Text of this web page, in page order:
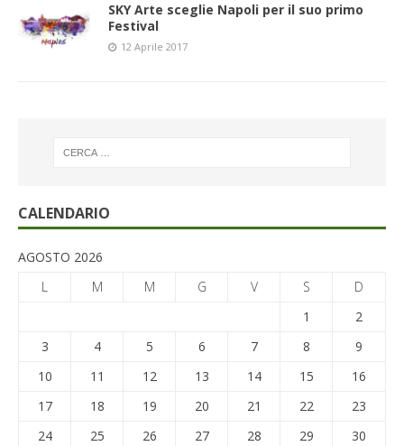
SKY Arte sceglie Napoli per il suo primo
Festival
12 Aprile 2017
CALENDARIO
AGOSTO 2026
L
M M G V S
D
1
2
3
4 5 6 7 8
9
10
11 12 13 14 15
16
17
18 19 20 21 22
23
24
25 26 27 28 29
30